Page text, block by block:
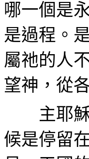
哪一個是
是過程。
屬祂的人
望神，從
主耶
候是停留